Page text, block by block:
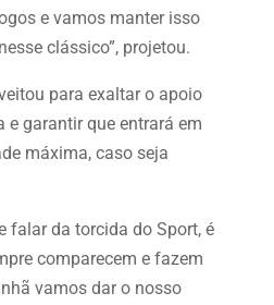
e vamos manter isso
clássico”, projetou.
para exaltar o apoio
e garantir que entrará em
máxima, caso seja
falar da torcida do Sport, é
comparecem e fazem
vamos dar o nosso